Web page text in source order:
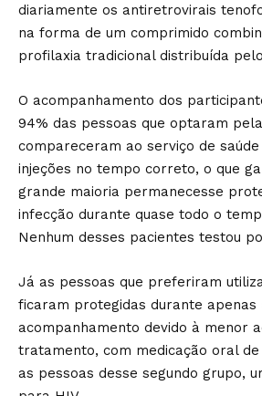
diariamente os antiretrovirais
na forma de um comprimido
profilaxia tradicional distribuída pelo
O acompanhamento dos
94% das pessoas que optaram
compareceram ao serviço de
injeções no tempo correto, o que
grande maioria permanecesse
infecção durante quase todo o
Nenhum desses pacientes testou
Já as pessoas que preferiram
ficaram protegidas durante apenas
acompanhamento devido à menor
tratamento, com medicação oral
as pessoas desse segundo grupo,